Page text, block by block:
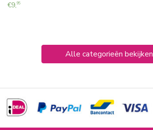
€9,95
Alle categorieën bekijken